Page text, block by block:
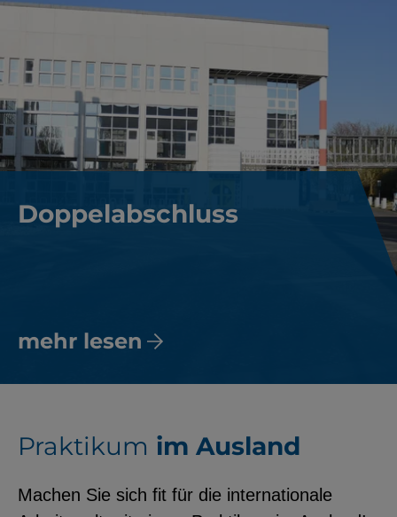
Doppelabschluss
mehr lesen
Praktikum im Ausland
Machen Sie sich fit für die internationale